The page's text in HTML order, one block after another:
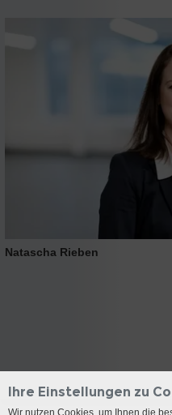
Natascha Rieben
Ihre Einstellungen zu
Wir nutzen Cookies, um Ihnen die